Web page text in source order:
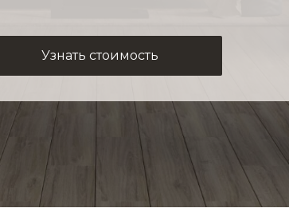
Узнать стоимость